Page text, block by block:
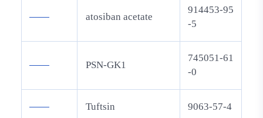
—— atosiban acetate
914453-95
-5
—— PSN-GK1
745051-61
-0
—— Tuftsin 9063-57-4